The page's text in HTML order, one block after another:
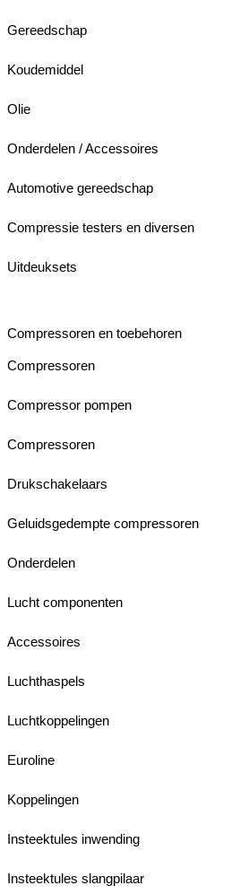
Gereedschap
Koudemiddel
Olie
Onderdelen / Accessoires
Automotive gereedschap
Compressie testers en diversen
Uitdeuksets
Compressoren en toebehoren
Compressoren
Compressor pompen
Compressoren
Drukschakelaars
Geluidsgedempte compressoren
Onderdelen
Lucht componenten
Accessoires
Luchthaspels
Luchtkoppelingen
Euroline
Koppelingen
Insteektules inwending
Insteektules slangpilaar